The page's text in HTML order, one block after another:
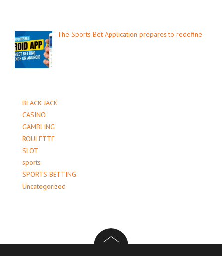
The Sports Bet Application prepares to redefine
BLACK JACK
CASINO
GAMBLING
ROULETTE
SLOT
sports
SPORTS BETTING
Uncategorized